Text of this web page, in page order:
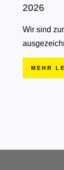
2026
Wir sind
MEHR